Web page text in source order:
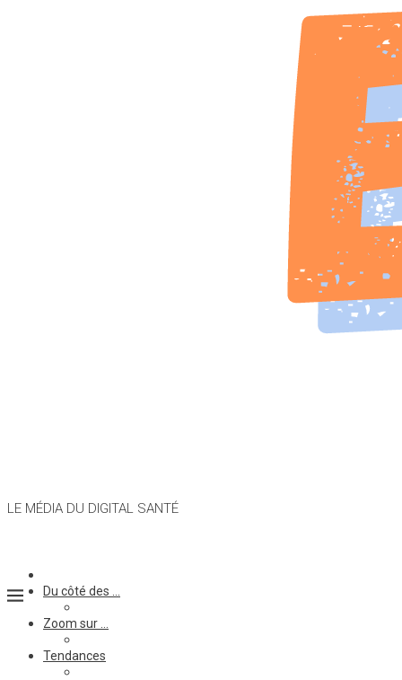
LE MÉDIA DU DIGITAL SANTÉ
Du côté des …
Zoom sur …
Tendances